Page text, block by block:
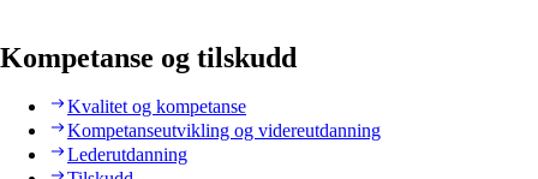
Kompetanse og tilskudd
Kvalitet og kompetanse
Kompetanseutvikling og videreutdanning
Lederutdanning